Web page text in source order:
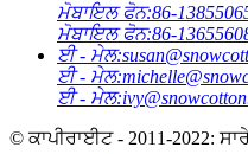
ਮੋਬਾਇਲ ਫੋਨ:86-
ਮੋਬਾਇਲ ਫੋਨ:86-
ਈ - ਮੇਲ:
ਈ - ਮੇਲ:
ਈ - ਮੇਲ:
© ਕਾਪੀਰਾਈਟ - 2011-2022: